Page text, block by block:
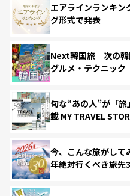
エアラインランキ
グ形式で発表
Next韓国旅 次の韓
グルメ・テクニック
旬な“あの人”が「
載 MY TRAVEL
今、こんな旅がして
年絶対行くべき旅先